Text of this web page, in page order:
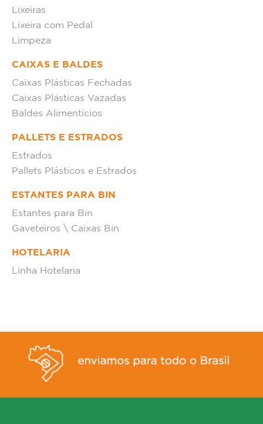
Lixeiras
Lixeira com Pedal
Limpeza
CAIXAS E BALDES
Caixas Plásticas Fechadas
Caixas Plásticas Vazadas
Baldes Alimentícios
PALLETS E ESTRADOS
Estrados
Pallets Plásticos e Estrados
ESTANTES PARA BIN
Estantes para Bin
Gaveteiros \ Caixas Bin
HOTELARIA
Linha Hotelaria